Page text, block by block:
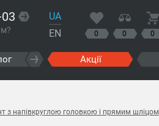
UA
EN
0 0 0
Акції
з напівкруглою головкою і прямим шліцом